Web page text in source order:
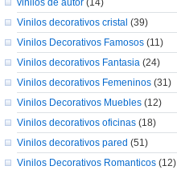
vinilos de autor (14)
Vinilos decorativos cristal (39)
Vinilos Decorativos Famosos (11)
Vinilos decorativos Fantasia (24)
Vinilos decorativos Femeninos (31)
Vinilos Decorativos Muebles (12)
Vinilos decorativos oficinas (18)
Vinilos decorativos pared (51)
Vinilos Decorativos Romanticos (12)